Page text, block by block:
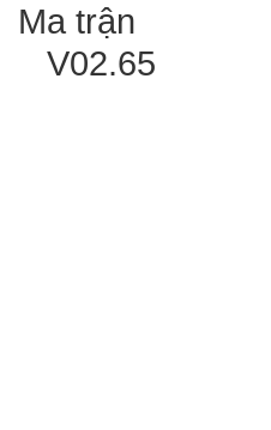
Ma trận
V02.65